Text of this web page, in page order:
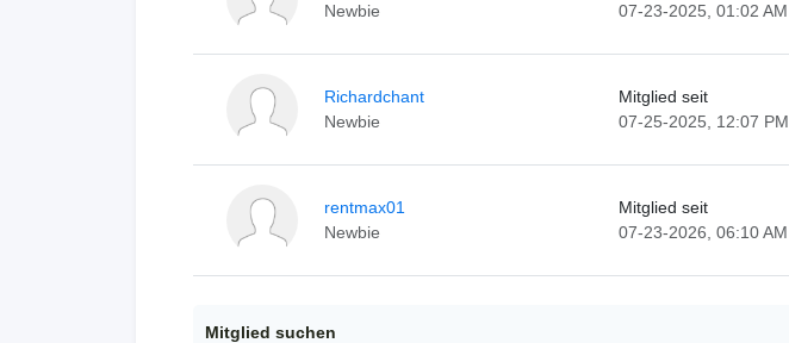
Newbie
07-23-2025, 01:02 AM
Richardchant
Newbie
Mitglied seit
07-25-2025, 12:07 PM
rentmax01
Newbie
Mitglied seit
07-23-2026, 06:10 AM
Mitglied suchen